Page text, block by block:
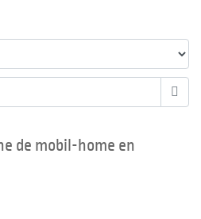
de mobil-home en